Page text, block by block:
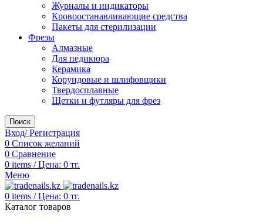
Журналы и индикаторы
Кровоостанавливающие средства
Пакеты для стерилизации
Фрезы
Алмазные
Для педикюра
Керамика
Корундовые и шлифовщики
Твердосплавные
Щетки и футляры для фрез
Поиск
Вход/ Регистрация
0 Список желаний
0 Сравнение
0 items / Цена: 0 тг.
Меню
0 items / Цена: 0 тг.
Каталог товаров